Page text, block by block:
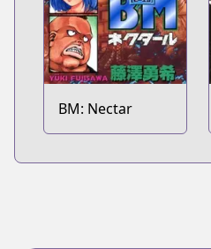
BM: Nectar